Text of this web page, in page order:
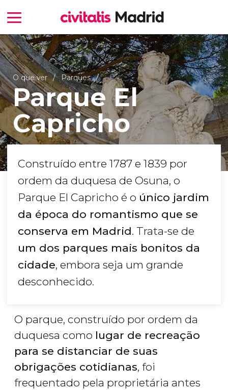
O que ver Parques
Parque El
Capricho
Construído entre 1787 e 1839 por
ordem da duquesa de Osuna, o
Parque El Capricho é o único jardim
da época do romantismo que se
conserva em Madrid. Trata-se de
um dos parques mais bonitos da
cidade, embora seja um grande
desconhecido.
O parque, construído por ordem da
duquesa como lugar de recreação
para se distanciar de suas
obrigações cotidianas, foi
frequentado pela proprietária antes